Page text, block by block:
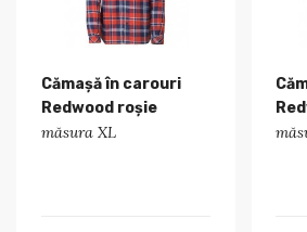
Cămașă în carouri
Redwood roșie
măsura XL